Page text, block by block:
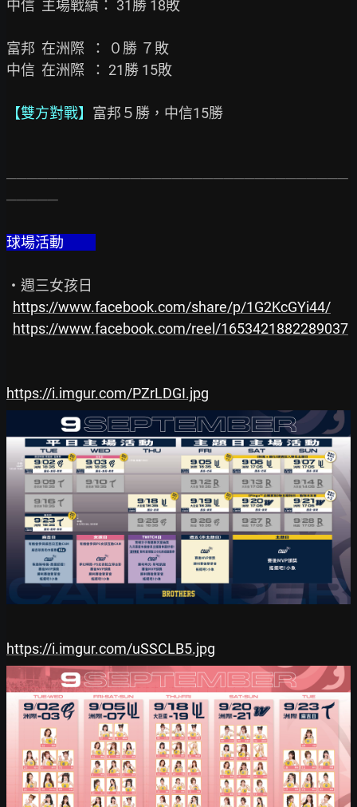
中信  主場戰績： 31勝 18敗
富邦  在洲際  ： ０勝 ７敗
中信  在洲際  ： 21勝 15敗
【雙方對戰】 富邦５勝，中信15勝
─────────────────────────────────
─────
球場活動
・週三女孩日
https://www.facebook.com/share/p/1G2KcGYi44/
https://www.facebook.com/reel/1653421882289037
https://i.imgur.com/PZrLDGI.jpg
https://i.imgur.com/uSSCLB5.jpg